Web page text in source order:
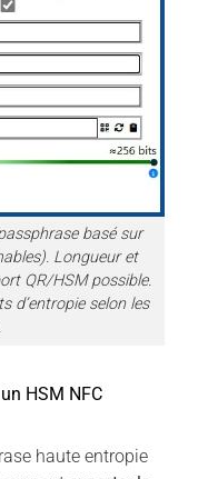
basé sur
Longueur et
QR/HSM possible.
d’entropie selon les
HSM NFC
haute entropie